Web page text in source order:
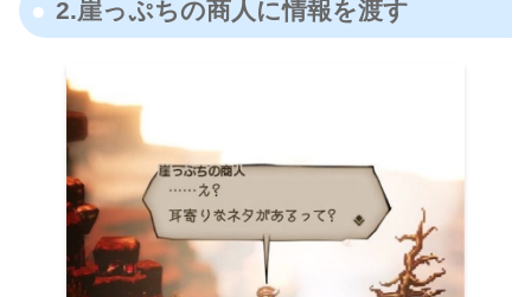
2.崖っぷちの商人に情報を渡す